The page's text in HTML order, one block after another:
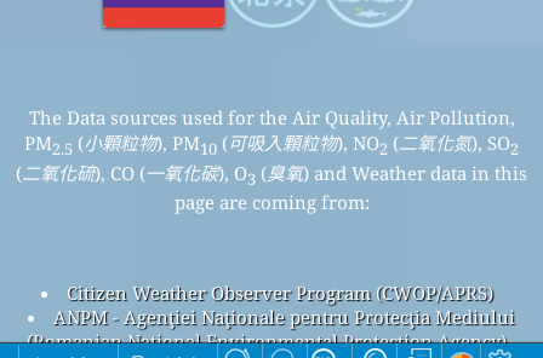
The Data sources used for the Air Quality, Air Pollution,
PM2.5 (小顆粒物), PM10 (可吸入顆粒物), NO2 (二氧化氮), SO2
(二氧化硫), CO (一氧化碳), O3 (臭氧) and Weather data in this
page are coming from:
Citizen Weather Observer Program (CWOP/APRS)
ANPM - Agenţiei Naţionale pentru Protecţia Mediului
(Romanian National Environmental Protection Agency)